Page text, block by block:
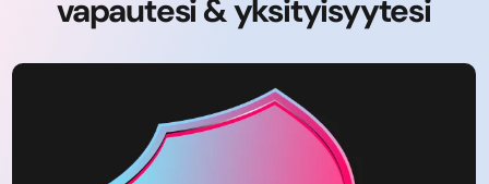
vapautesi & yksityisyytesi